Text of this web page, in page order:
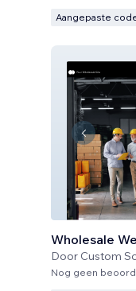
Aangepaste
Wholesale
Door Custom
Nog geen